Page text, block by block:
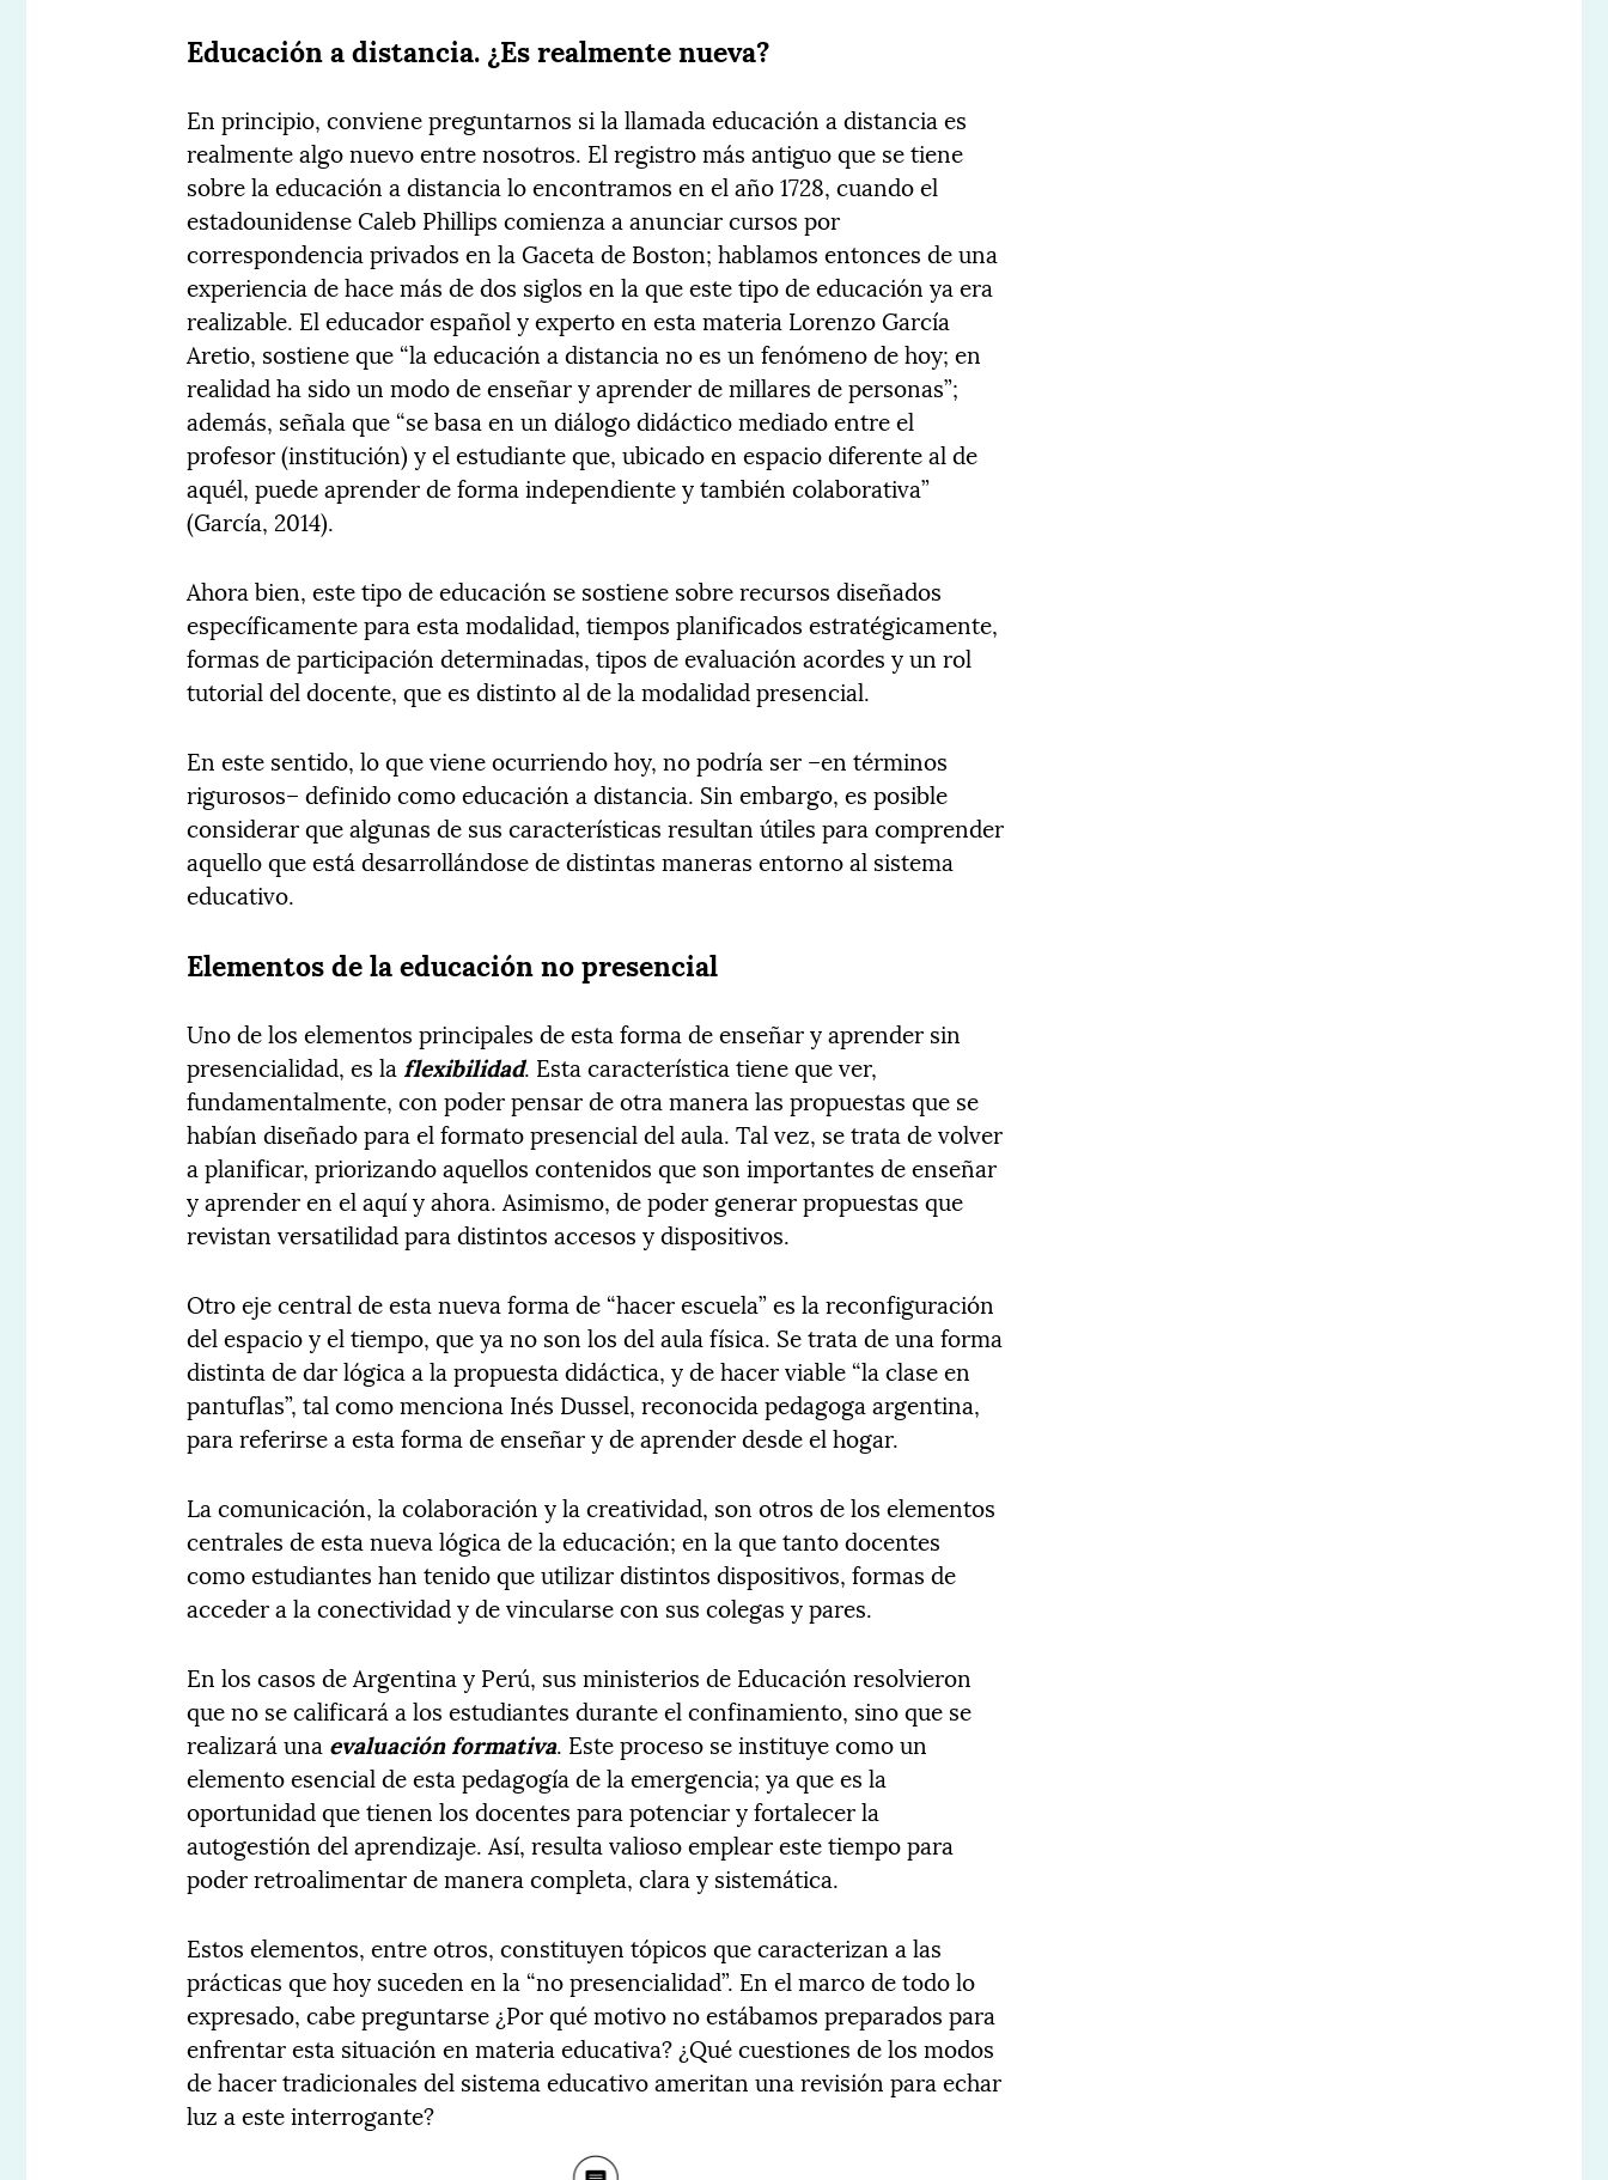
Educación a distancia. ¿Es realmente nueva?
En principio, conviene preguntarnos si la llamada educación a distancia es
realmente algo nuevo entre nosotros. El registro más antiguo que se tiene
sobre la educación a distancia lo encontramos en el año 1728, cuando el
estadounidense Caleb Phillips comienza a anunciar cursos por
correspondencia privados en la Gaceta de Boston; hablamos entonces de una
experiencia de hace más de dos siglos en la que este tipo de educación ya era
realizable. El educador español y experto en esta materia Lorenzo García
Aretio, sostiene que “la educación a distancia no es un fenómeno de hoy; en
realidad ha sido un modo de enseñar y aprender de millares de personas”;
además, señala que “se basa en un diálogo didáctico mediado entre el
profesor (institución) y el estudiante que, ubicado en espacio diferente al de
aquél, puede aprender de forma independiente y también colaborativa”
(García, 2014).
Ahora bien, este tipo de educación se sostiene sobre recursos diseñados
específicamente para esta modalidad, tiempos planificados estratégicamente,
formas de participación determinadas, tipos de evaluación acordes y un rol
tutorial del docente, que es distinto al de la modalidad presencial.
En este sentido, lo que viene ocurriendo hoy, no podría ser –en términos
rigurosos– definido como educación a distancia. Sin embargo, es posible
considerar que algunas de sus características resultan útiles para comprender
aquello que está desarrollándose de distintas maneras entorno al sistema
educativo.
Elementos de la educación no presencial
Uno de los elementos principales de esta forma de enseñar y aprender sin
presencialidad, es la flexibilidad. Esta característica tiene que ver,
fundamentalmente, con poder pensar de otra manera las propuestas que se
habían diseñado para el formato presencial del aula. Tal vez, se trata de volver
a planificar, priorizando aquellos contenidos que son importantes de enseñar
y aprender en el aquí y ahora. Asimismo, de poder generar propuestas que
revistan versatilidad para distintos accesos y dispositivos.
Otro eje central de esta nueva forma de “hacer escuela” es la reconfiguración
del espacio y el tiempo, que ya no son los del aula física. Se trata de una forma
distinta de dar lógica a la propuesta didáctica, y de hacer viable “la clase en
pantuflas”, tal como menciona Inés Dussel, reconocida pedagoga argentina,
para referirse a esta forma de enseñar y de aprender desde el hogar.
La comunicación, la colaboración y la creatividad, son otros de los elementos
centrales de esta nueva lógica de la educación; en la que tanto docentes
como estudiantes han tenido que utilizar distintos dispositivos, formas de
acceder a la conectividad y de vincularse con sus colegas y pares.
En los casos de Argentina y Perú, sus ministerios de Educación resolvieron
que no se calificará a los estudiantes durante el confinamiento, sino que se
realizará una evaluaciónformativa. Este proceso se instituye como un
elemento esencial de esta pedagogía de la emergencia; ya que es la
oportunidad que tienen los docentes para potenciar y fortalecer la
autogestión del aprendizaje. Así, resulta valioso emplear este tiempo para
poder retroalimentar de manera completa, clara y sistemática.
Estos elementos, entre otros, constituyen tópicos que caracterizan a las
prácticas que hoy suceden en la “no presencialidad”. En el marco de todo lo
expresado, cabe preguntarse ¿Por qué motivo no estábamos preparados para
enfrentar esta situación en materia educativa? ¿Qué cuestiones de los modos
de hacer tradicionales del sistema educativo ameritan una revisión para echar
luz a este interrogante?